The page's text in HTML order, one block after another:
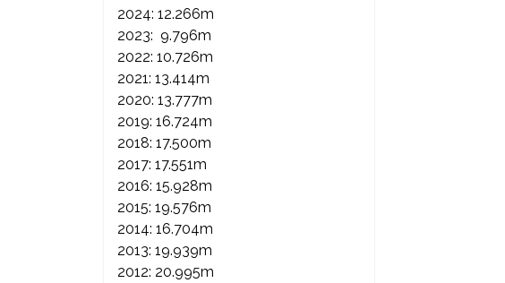
2024: 12.266m
2023: 9.796m
2022: 10.726m
2021: 13.414m
2020: 13.777m
2019: 16.724m
2018: 17.500m
2017: 17.551m
2016: 15.928m
2015: 19.576m
2014: 16.704m
2013: 19.939m
2012: 20.995m